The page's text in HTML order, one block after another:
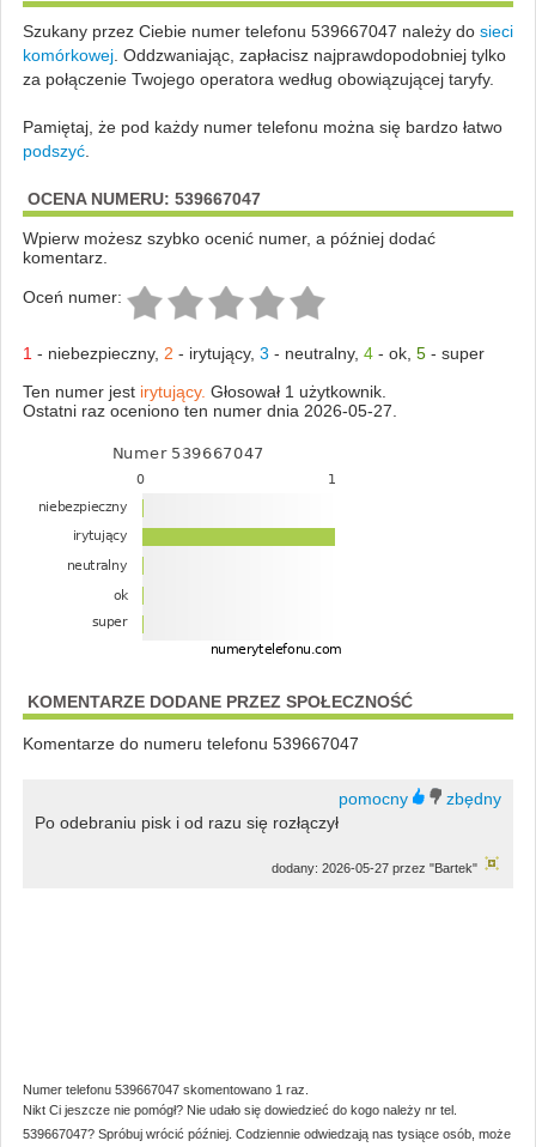
Szukany przez Ciebie numer telefonu 539667047 należy do sieci
komórkowej. Oddzwaniając, zapłacisz najprawdopodobniej tylko
za połączenie Twojego operatora według obowiązującej taryfy.
Pamiętaj, że pod każdy numer telefonu można się bardzo łatwo
podszyć.
OCENA NUMERU: 539667047
Wpierw możesz szybko ocenić numer, a później dodać
komentarz.
Oceń numer:
1 - niebezpieczny, 2 - irytujący, 3 - neutralny, 4- ok, 5- super
Ten numer jest irytujący. Głosował 1 użytkownik.
Ostatni raz oceniono ten numer dnia 2026-05-27.
KOMENTARZE DODANE PRZEZ SPOŁECZNOŚĆ
Komentarze do numeru telefonu 539667047
Po odebraniu pisk i od razu się rozłączył
dodany: 2026-05-27 przez "Bartek"
Numer telefonu 539667047 skomentowano 1 raz.
Nikt Ci jeszcze nie pomógł? Nie udało się dowiedzieć do kogo należy nr tel.
539667047? Spróbuj wrócić później. Codziennie odwiedzają nas tysiące osób, może